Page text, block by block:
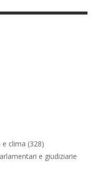
clima (328)
e giudiziarie